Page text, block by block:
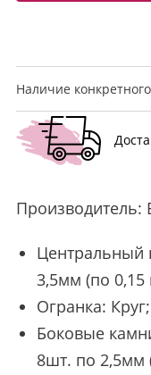
Наличие
Производитель:
Центральный
3,5мм (по 0,15
Огранка: Круг;
Боковые
8шт. по 2,5мм